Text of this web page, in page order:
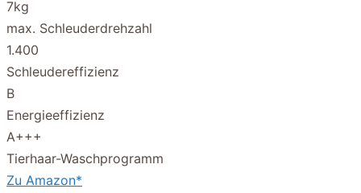
7kg
max. Schleuderdrehzahl
1.400
Schleudereffizienz
B
Energieeffizienz
A+++
Tierhaar-Waschprogramm
Zu Amazon*